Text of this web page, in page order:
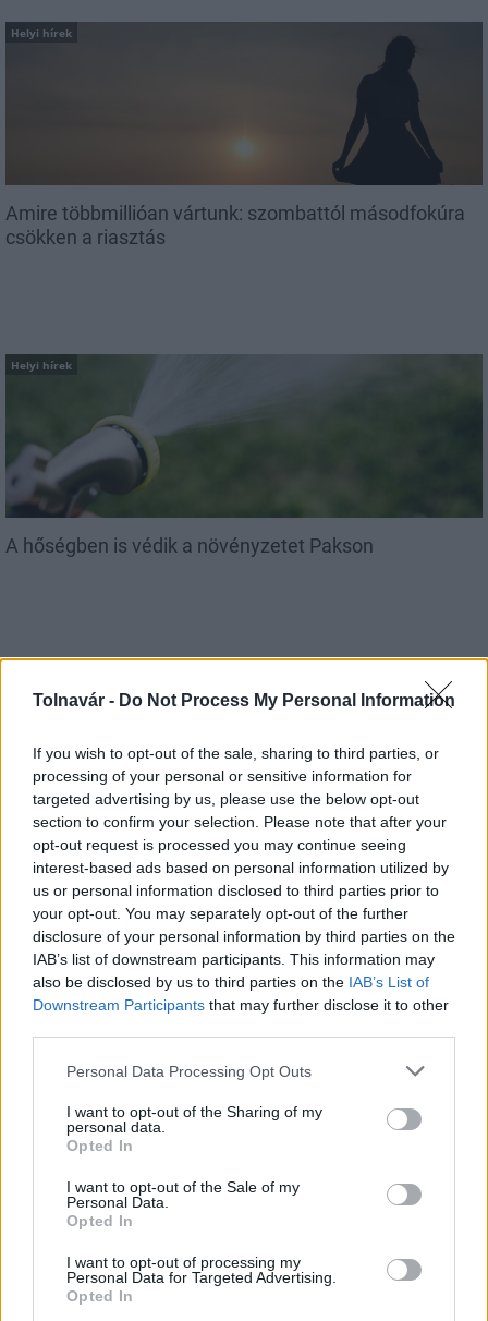
Tolnavár - Do Not Process My Personal Information
If you wish to opt-out of the sale, sharing to third parties, or
processing of your personal or sensitive information for
targeted advertising by us, please use the below opt-out
section to confirm your selection. Please note that after your
opt-out request is processed you may continue seeing
interest-based ads based on personal information utilized by
us or personal information disclosed to third parties prior to
your opt-out. You may separately opt-out of the further
disclosure of your personal information by third parties on the
IAB’s list of downstream participants. This information may
also be disclosed by us to third parties on the IAB’s List of
Downstream Participants that may further disclose it to other
Please note that this website/app uses one or more Google
not limited to your visit or usage behaviour. You may click to
grant or deny consent to Google and its third-party tags to
use your data for below specified purposes in below Google
consent section.
Personal Data Processing Opt Outs
I want to opt-out of the Sharing of my
personal data.
Opted In
I want to opt-out of the Sale of my
Personal Data.
Opted In
I want to opt-out of processing my
Personal Data for Targeted Advertising.
Opted In
Helyi hírek
Amire többmillióan vártunk: szombattól másodfokúra
csökken a riasztás
Helyi hírek
A hőségben is védik a növényzetet Pakson
Aktuális
restaurálás
Történelmi táj, amelynek minden köve mesél –
megújul a tatai Angolkert
műemlékek, köztük a különleges Műromok, valamint a közeli
Várkanyarban álló Nepomuki Szent János híd és szobor is.
M1 bővítés: már zajlik a teljesen új
Bicske Kelet csomópont építése